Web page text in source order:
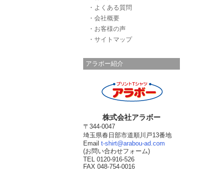
・よくある質問
・会社概要
・お客様の声
・サイトマップ
アラボー紹介
株式会社アラボー
〒344-0047
埼玉県春日部市道順川戸13番地
Email t-shirt@arabou-ad.com
(お問い合わせフォーム)
TEL 0120-916-526
FAX 048-754-0016